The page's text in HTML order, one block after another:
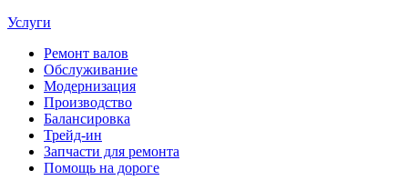
Услуги
Ремонт валов
Обслуживание
Модернизация
Производство
Балансировка
Трейд-ин
Запчасти для ремонта
Помощь на дороге